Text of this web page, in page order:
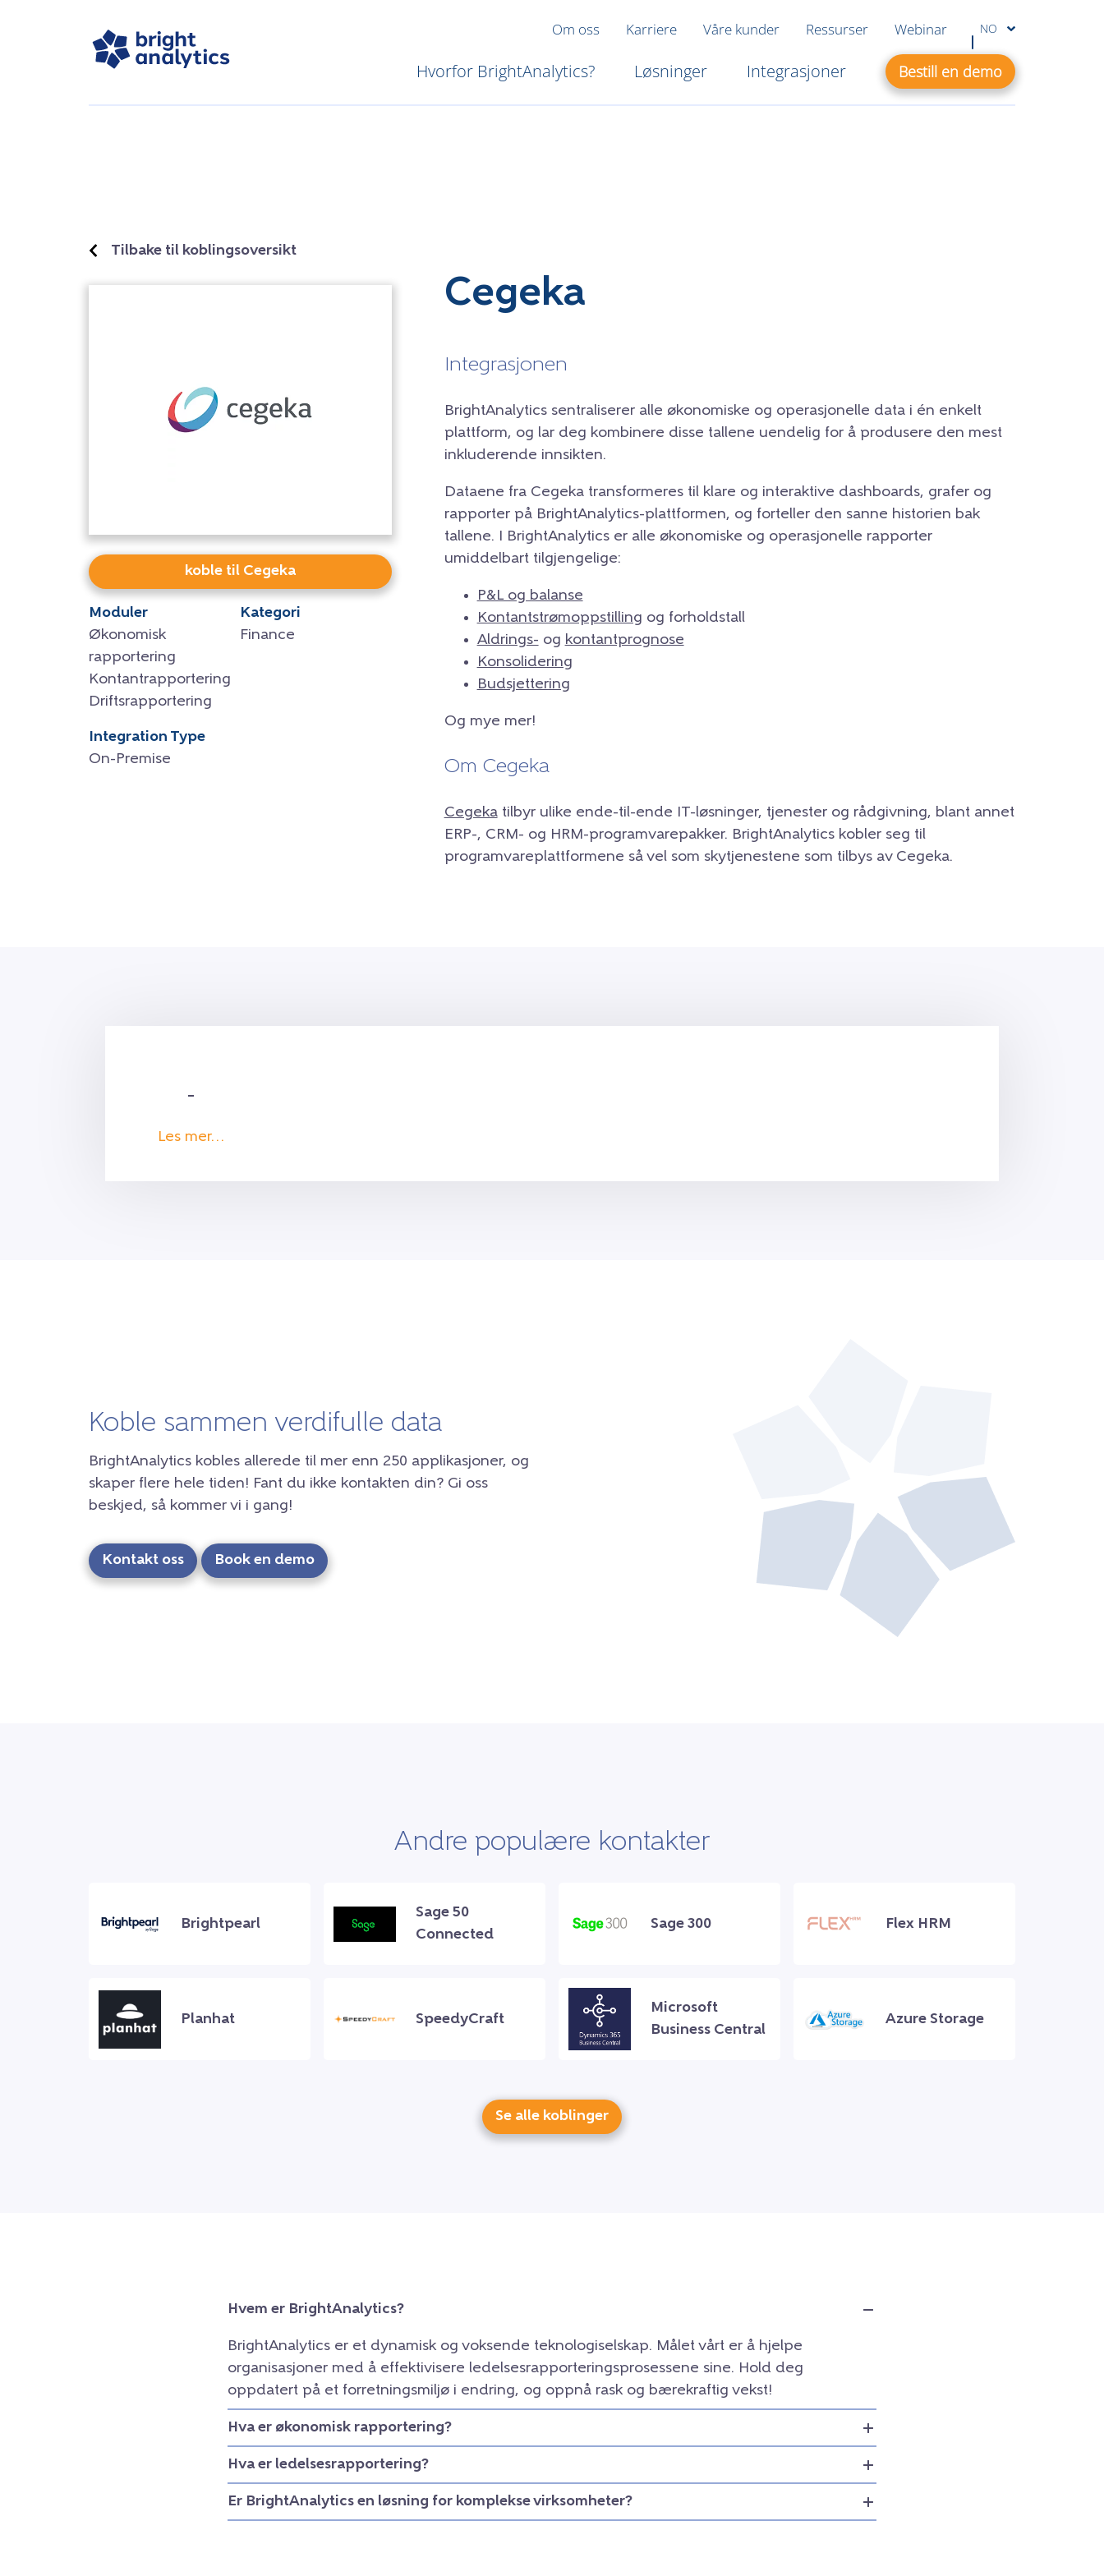
Om oss Karriere Våre kunder Ressurser Webinar NO
Hvorfor BrightAnalytics? Løsninger Integrasjoner Bestill en demo
Tilbake til koblingsoversikt
koble til Cegeka
Moduler
Økonomisk
rapportering
Kontantrapportering
Driftsrapportering
Kategori
Finance
Integration Type
On-Premise
Cegeka
Integrasjonen
BrightAnalytics sentraliserer alle økonomiske og operasjonelle data i én enkelt
plattform, og lar deg kombinere disse tallene uendelig for å produsere den mest
inkluderende innsikten.
Dataene fra Cegeka transformeres til klare og interaktive dashboards, grafer og
rapporter på BrightAnalytics-plattformen, og forteller den sanne historien bak
tallene. I BrightAnalytics er alle økonomiske og operasjonelle rapporter
umiddelbart tilgjengelige:
P&L og balanse
Kontantstrømoppstilling og forholdstall
Aldrings- og kontantprognose
Konsolidering
Budsjettering
Og mye mer!
Om Cegeka
Cegekatilbyr ulike ende-til-ende IT-løsninger, tjenester og rådgivning, blant annet
ERP-, CRM- og HRM-programvarepakker. BrightAnalytics kobler seg til
programvareplattformene så vel som skytjenestene som tilbys av Cegeka.
–
Les mer…
Koble sammen verdifulle data
BrightAnalytics kobles allerede til mer enn 250 applikasjoner, og
skaper flere hele tiden! Fant du ikke kontakten din? Gi oss
beskjed, så kommer vi i gang!
Kontakt oss Book en demo
Andre populære kontakter
Brightpearl
Sage 50
Connected
Sage 300 Flex HRM
Planhat SpeedyCraft
Microsoft
Business Central
Azure Storage
Se alle koblinger
Hvem er BrightAnalytics?
BrightAnalytics er et dynamisk og voksende teknologiselskap. Målet vårt er å hjelpe
organisasjoner med å effektivisere ledelsesrapporteringsprosessene sine. Hold deg
oppdatert på et forretningsmiljø i endring, og oppnå rask og bærekraftig vekst!
Hva er økonomisk rapportering?
Hva er ledelsesrapportering?
Er BrightAnalytics en løsning for komplekse virksomheter?